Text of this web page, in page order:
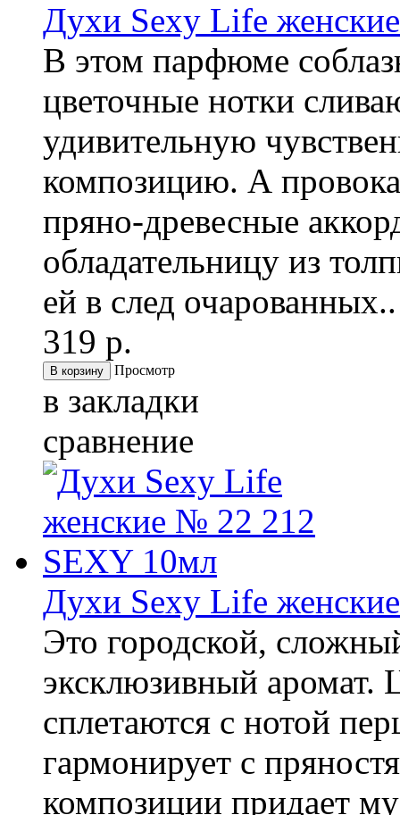
Духи Sexy Life
В этом парфюме
цветочные нотки
удивительную
композицию. А
пряно-древесные
обладательницу из
ей в след очарованных..
319 р.
Просмотр
в закладки
сравнение
Духи Sexy Life
Это городской,
эксклюзивный аромат.
сплетаются с нотой
гармонирует с
композиции придает